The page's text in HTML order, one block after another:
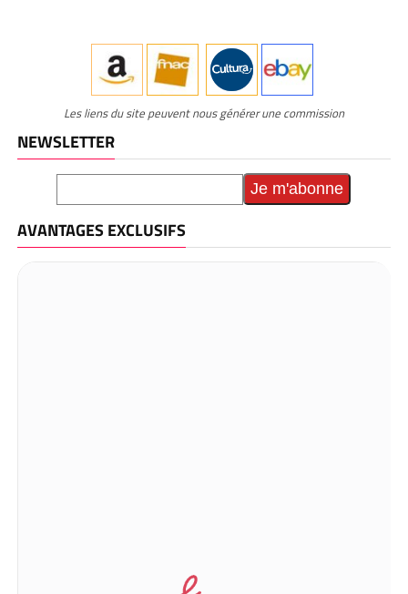
Les liens du site peuvent nous générer une commission
NEWSLETTER
AVANTAGES EXCLUSIFS